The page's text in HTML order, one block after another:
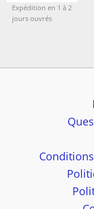
Expédition en 1 à 2
jours ouvrés